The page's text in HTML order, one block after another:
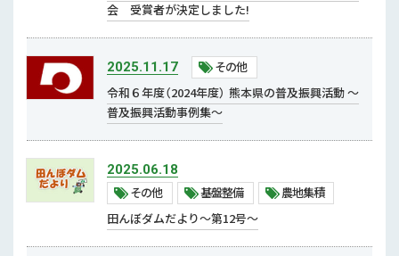
会 受賞者が決定しました!
2025.11.17
その他
令和６年度（2024年度） 熊本県の普及振興活動 ～
普及振興活動事例集～
2025.06.18
その他 基盤整備
農地集積
田んぼダムだより～第12号～
鳥獣害
担い手対策
新規就農者
熊本県青年農業者クラブ
農大
流通・地産地消
地産地消・食文化継承
輸出関係
2022年 (8)
2021年 (13)
2020年 (21)
2019年 (5)
2018年 (8)